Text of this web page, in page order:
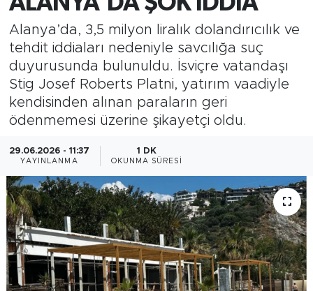
Alanya’da, 3,5 milyon liralık dolandırıcılık ve
tehdit iddiaları nedeniyle savcılığa suç
duyurusunda bulunuldu. İsviçre vatandaşı
Stig Josef Roberts Platni, yatırım vaadiyle
kendisinden alınan paraların geri
ödenmemesi üzerine şikayetçi oldu.
29.06.2026 - 11:37
YAYINLANMA
1 DK
OKUNMA SÜRESI
Dünya
Eğitim
Ekonomi
Güncel
Gündem
İnşaat-Emlak
Kültür-Sanat
Son Dakika Haberleri
Haber Arşivi